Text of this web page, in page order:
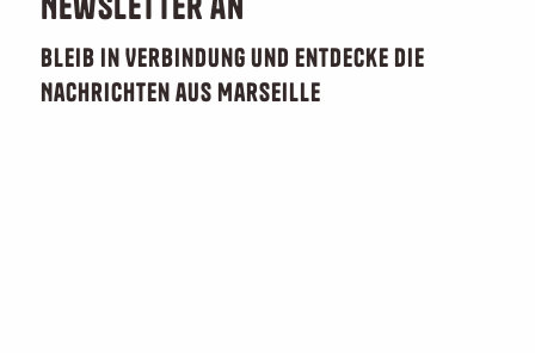
Bleib in Verbindung und entdecke die
Nachrichten aus Marseille